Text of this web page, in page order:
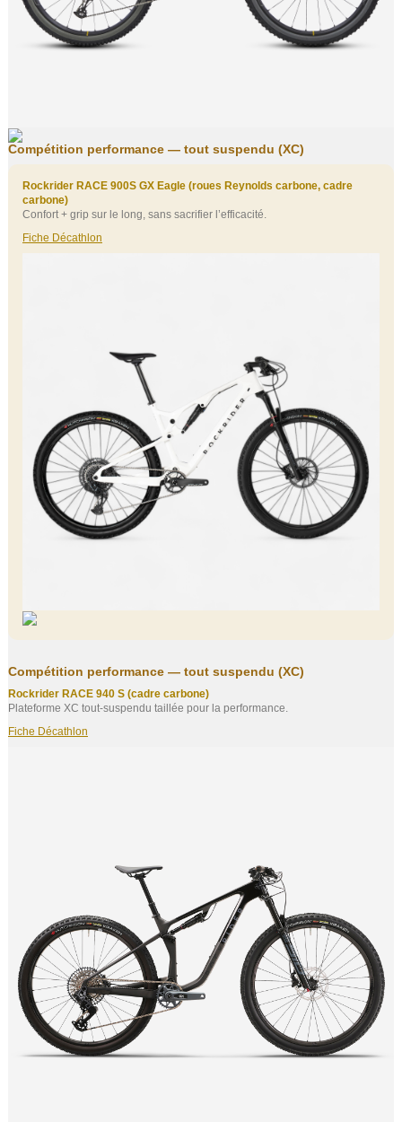
Compétition performance — tout suspendu (XC)
Rockrider RACE 900S GX Eagle (roues Reynolds carbone, cadre
carbone)
Confort + grip sur le long, sans sacrifier l’efficacité.
Fiche Décathlon
Compétition performance — tout suspendu (XC)
Rockrider RACE 940 S (cadre carbone)
Plateforme XC tout‑suspendu taillée pour la performance.
Fiche Décathlon